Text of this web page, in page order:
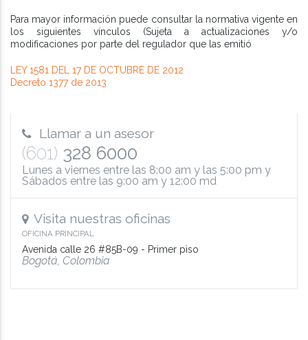
Para mayor información puede consultar la normativa vigente en
los siguientes vínculos (Sujeta a actualizaciones y/o
modificaciones por parte del regulador que las emitió
LEY 1581 DEL 17 DE OCTUBRE DE 2012
Decreto 1377 de 2013
Llamar a un asesor
(601) 328 6000
Lunes a viernes entre las 8:00 am y las 5:00 pm y
Sábados entre las 9:00 am y 12:00 md
Visita nuestras oficinas
OFICINA PRINCIPAL
Avenida calle 26 #85B-09 - Primer piso
Bogotá, Colombia